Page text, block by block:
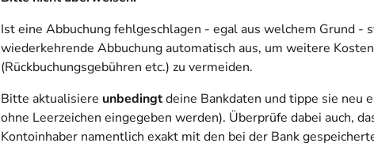
Ist eine Abbuchung fehlgeschlagen - egal aus welchem Grund -
wiederkehrende Abbuchung automatisch aus, um weitere
(Rückbuchungsgebühren etc.) zu vermeiden.
Bitte aktualisiere unbedingtdeine Bankdaten und tippe sie neu
ohne Leerzeichen eingegeben werden). Überprüfe dabei auch,
Kontoinhaber namentlich exakt mit den bei der Bank